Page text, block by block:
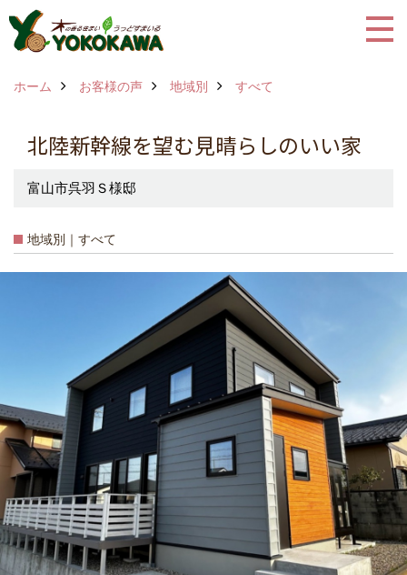
ホーム お客様の声 地域別 すべて
北陸新幹線を望む見晴らしのいい家
富山市呉羽Ｓ様邸
地域別｜すべて